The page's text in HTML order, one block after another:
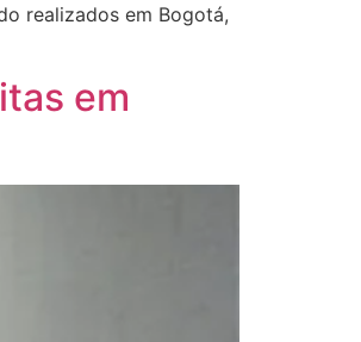
realizados em Bogotá,
em